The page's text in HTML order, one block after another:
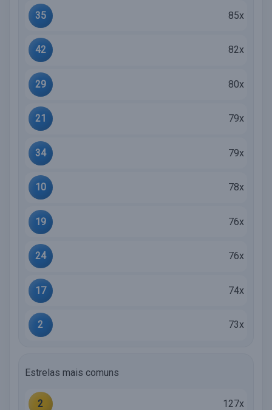
35 85x
42 82x
29 80x
21 79x
34 79x
10 78x
19 76x
24 76x
17 74x
2 73x
Estrelas mais comuns
2 127x